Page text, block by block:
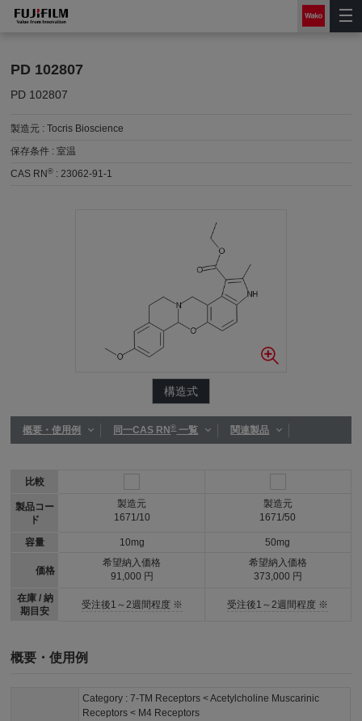
PD 102807
PD 102807
製造元 :Tocris Bioscience
保存条件 :室温
CAS RN® :23062-91-1
構造式
概要・使用例 同一CAS RN®一覧 関連製品
比較
製品コー
ド
容量
価格
在庫 / 納
期目安
製造元
1671/10
10mg
希望納入価格
91,000 円
受注後1～2週間程度 ※
製造元
1671/50
50mg
希望納入価格
373,000 円
受注後1～2週間程度 ※
概要・使用例
Category : 7-TM Receptors < Acetylcholine Muscarinic
Receptors < M4 Receptors